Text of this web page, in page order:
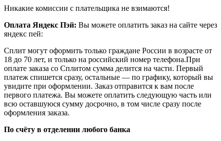
Никакие комиссии с плательщика не взимаются!
Оплата Яндекс Пэй: Вы можете оплатить заказ на сайте через
яндекс пей:
Сплит могут оформить только граждане России в возрасте от
18 до 70 лет, и только на российский номер телефона.При
оплате заказа со Сплитом сумма делится на части. Первый
платеж спишется сразу, остальные — по графику, который вы
увидите при оформлении. Заказ отправится к вам после
первого платежа. Вы можете оплатить следующую часть или
всю оставшуюся сумму досрочно, в том числе сразу после
оформления заказа.
По счёту в отделении любого банка